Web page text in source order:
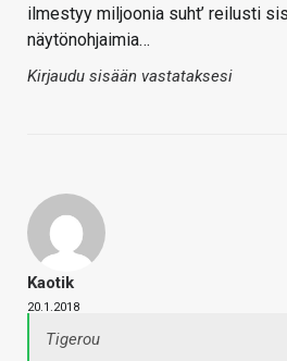
ilmestyy miljoonia suht’ reilusti
näytönohjaimia…
Kirjaudu sisään vastataksesi
Kaotik
20.1.2018
Tigerou